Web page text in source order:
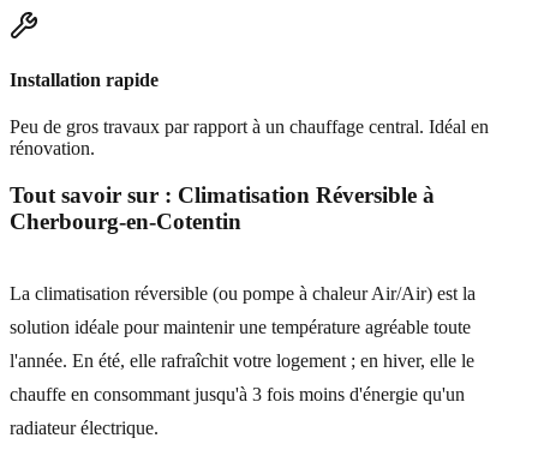
Installation rapide
Peu de gros travaux par rapport à un chauffage central. Idéal en
rénovation.
Tout savoir sur : Climatisation Réversible à
Cherbourg-en-Cotentin
La climatisation réversible (ou pompe à chaleur Air/Air) est la
solution idéale pour maintenir une température agréable toute
l'année. En été, elle rafraîchit votre logement ; en hiver, elle le
chauffe en consommant jusqu'à 3 fois moins d'énergie qu'un
radiateur électrique.